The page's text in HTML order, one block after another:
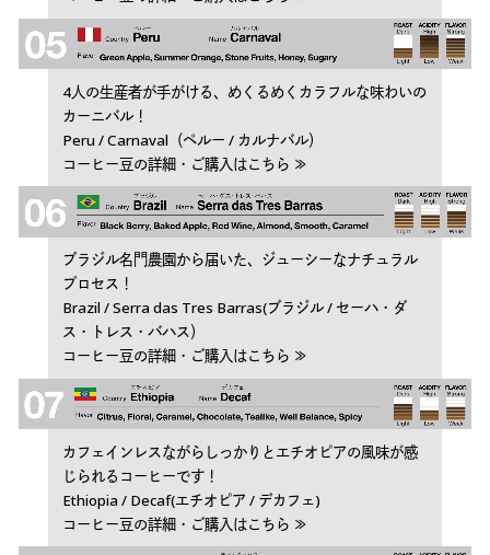
4人の生産者が手がける、めくるめくカラフルな味わいの
カーニバル！
Peru / Carnaval（ペルー / カルナバル）
コーヒー豆の詳細・ご購入はこちら ≫
ブラジル名門農園から届いた、ジューシーなナチュラル
プロセス！
Brazil / Serra das Tres Barras(ブラジル / セーハ・ダ
ス・トレス・バハス）
コーヒー豆の詳細・ご購入はこちら ≫
カフェインレスながらしっかりとエチオピアの風味が感
じられるコーヒーです！
Ethiopia / Decaf(エチオピア / デカフェ)
コーヒー豆の詳細・ご購入はこちら ≫